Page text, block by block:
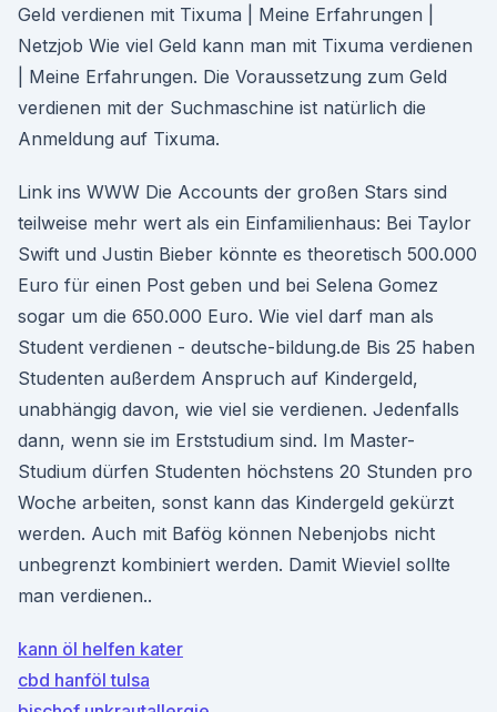
Geld verdienen mit Tixuma | Meine Erfahrungen |
Netzjob Wie viel Geld kann man mit Tixuma verdienen
| Meine Erfahrungen. Die Voraussetzung zum Geld
verdienen mit der Suchmaschine ist natürlich die
Anmeldung auf Tixuma.
Link ins WWW Die Accounts der großen Stars sind
teilweise mehr wert als ein Einfamilienhaus: Bei Taylor
Swift und Justin Bieber könnte es theoretisch 500.000
Euro für einen Post geben und bei Selena Gomez
sogar um die 650.000 Euro. Wie viel darf man als
Student verdienen - deutsche-bildung.de Bis 25 haben
Studenten außerdem Anspruch auf Kindergeld,
unabhängig davon, wie viel sie verdienen. Jedenfalls
dann, wenn sie im Erststudium sind. Im Master-
Studium dürfen Studenten höchstens 20 Stunden pro
Woche arbeiten, sonst kann das Kindergeld gekürzt
werden. Auch mit Bafög können Nebenjobs nicht
unbegrenzt kombiniert werden. Damit Wieviel sollte
man verdienen..
kann öl helfen kater
cbd hanföl tulsa